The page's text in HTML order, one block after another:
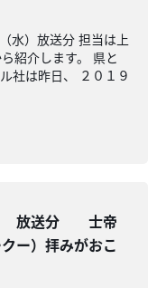
水）放送分 担当は上
紹介します。 県と
社は昨日、 ２０１９
放送分 士帝
ー）拝みがおこ